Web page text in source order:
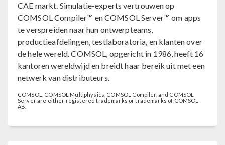
CAE markt. Simulatie-experts vertrouwen op
COMSOL Compiler™ en COMSOL Server™ om apps
te verspreiden naar hun ontwerpteams,
productieafdelingen, testlaboratoria, en klanten over
de hele wereld. COMSOL, opgericht in 1986, heeft 16
kantoren wereldwijd en breidt haar bereik uit met een
netwerk van distributeurs.
COMSOL, COMSOL Multiphysics, COMSOL Compiler, and COMSOL
Server are either registered trademarks or trademarks of COMSOL
AB.